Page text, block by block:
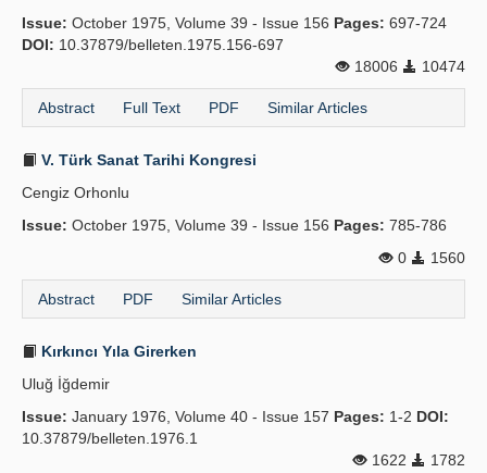
Issue: October 1975, Volume 39 - Issue 156 Pages: 697-724
DOI: 10.37879/belleten.1975.156-697
18006
10474
Abstract Full Text PDF Similar Articles
V. Türk Sanat Tarihi Kongresi
Cengiz Orhonlu
Issue: October 1975, Volume 39 - Issue 156 Pages: 785-786
0
1560
Abstract PDF Similar Articles
Kırkıncı Yıla Girerken
Uluğ İğdemir
Issue: January 1976, Volume 40 - Issue 157 Pages: 1-2 DOI:
10.37879/belleten.1976.1
1622
1782